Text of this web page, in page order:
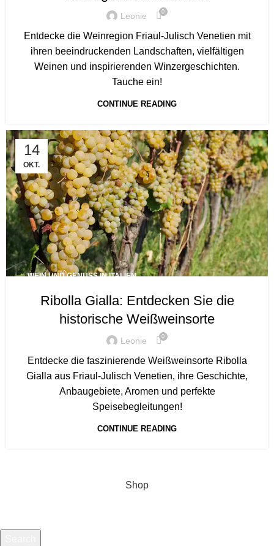
Leonie 0
Entdecke die Weinregion Friaul-Julisch Venetien mit
ihren beeindruckenden Landschaften, vielfältigen
Weinen und inspirierenden Winzergeschichten.
Tauche ein!
CONTINUE READING
14
OKT.
WEIN UND GENUSS IN ITALIEN
Ribolla Gialla: Entdecken Sie die
historische Weißweinsorte
Leonie 0
Entdecke die faszinierende Weißweinsorte Ribolla
Gialla aus Friaul-Julisch Venetien, ihre Geschichte,
Anbaugebiete, Aromen und perfekte
Speisebegleitungen!
CONTINUE READING
Shop